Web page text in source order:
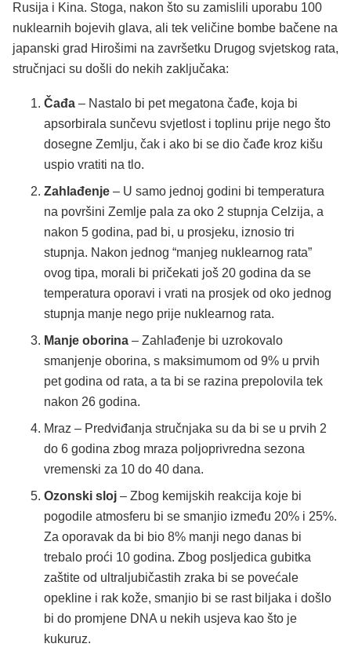
Rusija i Kina. Stoga, nakon što su zamislili uporabu 100
nuklearnih bojevih glava, ali tek veličine bombe bačene na
japanski grad Hirošimi na završetku Drugog svjetskog rata,
stručnjaci su došli do nekih zaključaka:
Čađa – Nastalo bi pet megatona čađe, koja bi
apsorbirala sunčevu svjetlost i toplinu prije nego što
dosegne Zemlju, čak i ako bi se dio čađe kroz kišu
uspio vratiti na tlo.
Zahlađenje – U samo jednoj godini bi temperatura
na površini Zemlje pala za oko 2 stupnja Celzija, a
nakon 5 godina, pad bi, u prosjeku, iznosio tri
stupnja. Nakon jednog “manjeg nuklearnog rata”
ovog tipa, morali bi pričekati još 20 godina da se
temperatura oporavi i vrati na prosjek od oko jednog
stupnja manje nego prije nuklearnog rata.
Manje oborina – Zahlađenje bi uzrokovalo
smanjenje oborina, s maksimumom od 9% u prvih
pet godina od rata, a ta bi se razina prepolovila tek
nakon 26 godina.
Mraz – Predviđanja stručnjaka su da bi se u prvih 2
do 6 godina zbog mraza poljoprivredna sezona
vremenski za 10 do 40 dana.
Ozonski sloj – Zbog kemijskih reakcija koje bi
pogodile atmosferu bi se smanjio između 20% i 25%.
Za oporavak da bi bio 8% manji nego danas bi
trebalo proći 10 godina. Zbog posljedica gubitka
zaštite od ultraljubičastih zraka bi se povećale
opekline i rak kože, smanjio bi se rast biljaka i došlo
bi do promjene DNA u nekih usjeva kao što je
kukuruz.